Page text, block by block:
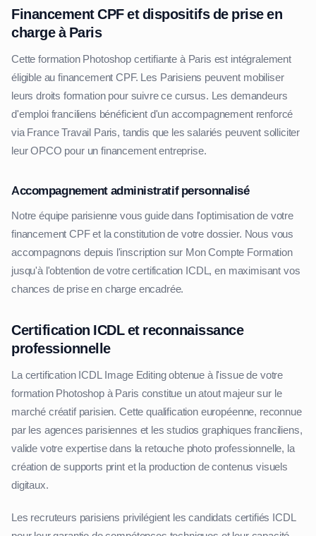
Financement CPF et dispositifs de prise en
charge à Paris
Cette formation Photoshop certifiante à Paris est intégralement
éligible au financement CPF. Les Parisiens peuvent mobiliser
leurs droits formation pour suivre ce cursus. Les demandeurs
d'emploi franciliens bénéficient d'un accompagnement renforcé
via France Travail Paris, tandis que les salariés peuvent solliciter
leur OPCO pour un financement entreprise.
Accompagnement administratif personnalisé
Notre équipe parisienne vous guide dans l'optimisation de votre
financement CPF et la constitution de votre dossier. Nous vous
accompagnons depuis l'inscription sur Mon Compte Formation
jusqu'à l'obtention de votre certification ICDL, en maximisant vos
chances de prise en charge encadrée.
Certification ICDL et reconnaissance
professionnelle
La certification ICDL Image Editing obtenue à l'issue de votre
formation Photoshop à Paris constitue un atout majeur sur le
marché créatif parisien. Cette qualification européenne, reconnue
par les agences parisiennes et les studios graphiques franciliens,
valide votre expertise dans la retouche photo professionnelle, la
création de supports print et la production de contenus visuels
digitaux.
Les recruteurs parisiens privilégient les candidats certifiés ICDL